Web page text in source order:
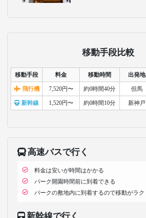
移動手段比較
移動手段 料金 移動時間 出発地
飛行機 7,520円〜 約0時間40分 但馬
新幹線 1,520円〜 約0時間10分 新神戸
高速バスで行く
料金は安いが時間はかかる
パーク開園時間前に到着できる
パークの敷地内に到着するので移動がラク
新幹線で行く